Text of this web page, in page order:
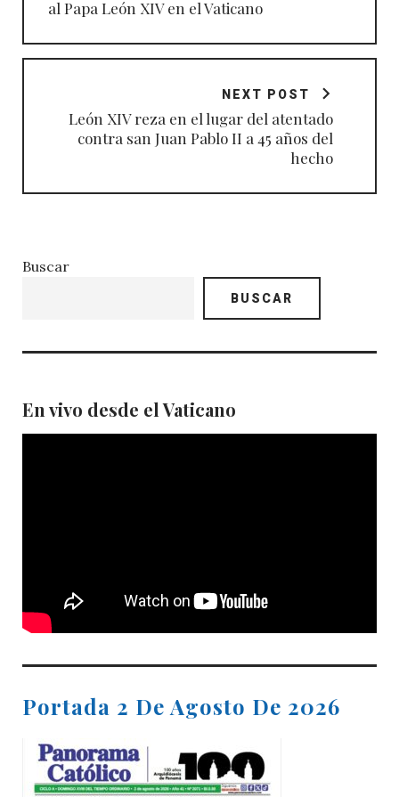
al Papa León XIV en el Vaticano
NEXT POST
León XIV reza en el lugar del atentado
contra san Juan Pablo II a 45 años del
hecho
Buscar
BUSCAR
En vivo desde el Vaticano
Portada 2 De Agosto De 2026